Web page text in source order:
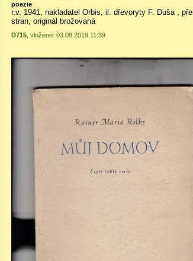
poezie
r.v. 1941, nakladatel Orbis, il. dřevoryty F. Duša,
stran, originál brožovaná
D715 , vloženo: 03.08.2019 11:39